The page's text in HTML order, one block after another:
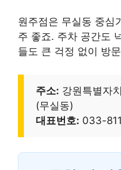
원주점은 무실동 중심
주 좋죠. 주차 공간도
들도 큰 걱정 없이 방
주소: 강원특별자
(무실동)
대표번호: 033-